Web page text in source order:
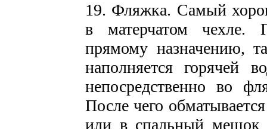
19. Фляжка. Самый
в матерчатом чехле.
прямому назначению,
наполняется горячей
непосредственно во
После чего
или в спальный мешок